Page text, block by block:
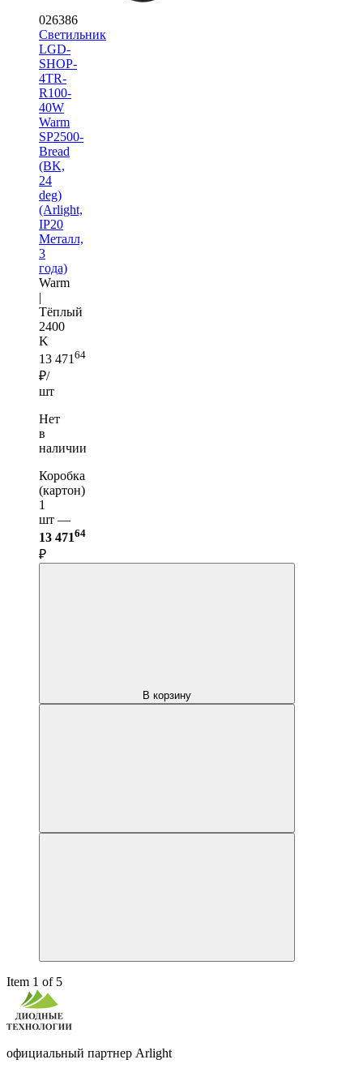
026386
Светильник
LGD-
SHOP-
4TR-
R100-
40W
Warm
SP2500-
Bread
(BK,
24
deg)
(Arlight,
IP20
Металл,
3
года)
Warm
|
Тёплый
2400
K
13 471 64
₽/
шт
Нет
в
наличии
Коробка
(картон)
1
шт —
13 47164
₽
В корзину
Item 1 of 5
официальный партнер Arlight